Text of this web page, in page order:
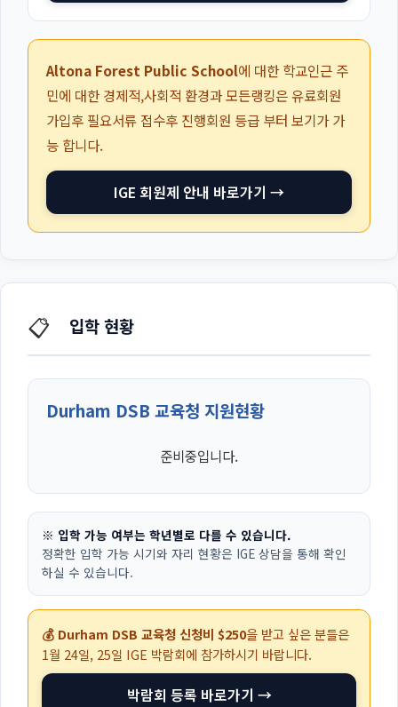
Altona Forest Public School에 대한 학교인근 주
민에 대한 경제적,사회적 환경과 모든랭킹은 유료회원
가입후 필요서류 접수후 진행회원 등급 부터 보기가 가
능 합니다.
IGE 회원제 안내 바로가기 →
📋 입학 현황
Durham DSB 교육청 지원현황
준비중입니다.
※ 입학 가능 여부는 학년별로 다를 수 있습니다.
정확한 입학 가능 시기와 자리 현황은 IGE 상담을 통해 확인
하실 수 있습니다.
💰 Durham DSB 교육청 신청비 $250을 받고 싶은 분들은
1월 24일, 25일 IGE 박람회에 참가하시기 바랍니다.
박람회 등록 바로가기 →